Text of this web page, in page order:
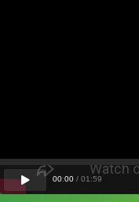
00:00 / 01 :59